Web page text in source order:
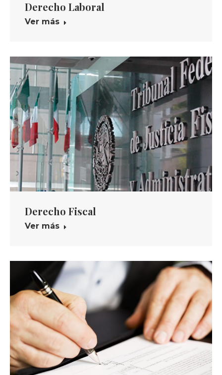
Derecho Laboral
Ver más
Derecho Fiscal
Ver más